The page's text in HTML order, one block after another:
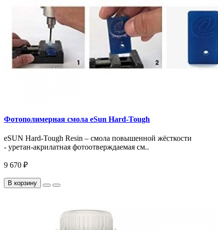
Фотополимерная смола eSun Hard-Tough
eSUN Hard-Tough Resin – смола повышенной жёсткости
- уретан-акрилатная фотоотверждаемая см..
9 670 ₽
В корзину